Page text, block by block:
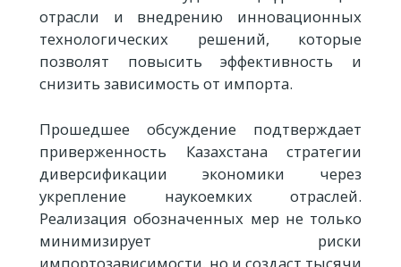
отрасли и внедрению инновационных
технологических решений, которые
позволят повысить эффективность и
снизить зависимость от импорта.
Прошедшее обсуждение подтверждает
приверженность Казахстана стратегии
диверсификации экономики через
укрепление наукоемких отраслей.
Реализация обозначенных мер не только
минимизирует риски
импортозависимости, но и создаст тысячи